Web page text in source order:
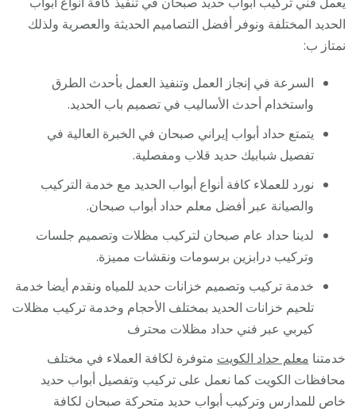
الحديد المختلفة ونوفر أفضل التصاميم الحديثة والعصرية ولذلك
نمتاز ب:
السرعة في إنجاز العمل وتنفيذ العمل بأحدث الطرق
واستخدام أحدث الأساليب في تصميم باب الحديد.
يتمتع حداد أبواب إيراني صبحان في الخبرة العالية في
تفصيل شبابيك حديد قلاب ومفصلية.
نورد للعملاء كافة أنواع أبواب الحديد مع خدمة التركيب
والصيانة عبر أفضل معلم حداد أبواب صبحان.
لدينا حداد عام صبحان لتركيب مظلات وتصميم جلسات
وتركيب درابزين برسومات ونقشات مميزة.
خدمة تركيب وتصميم خزانات حديد للمياه ونقدم أيضا خدمة
تلحيم خزانات الحديد بمختلف الأحجام وخدمة تركيب مظلات
كيربي عبر فني حداد مظلات محترف
خدمتنا معلم حداد الكويت متوفرة لكافة العملاء في مختلف
محافظات الكويت كما نعمل على تركيب وتفصيل أبواب حديد
خاص للمدارس وتركيب أبواب حديد متحركة صبحان لكافة